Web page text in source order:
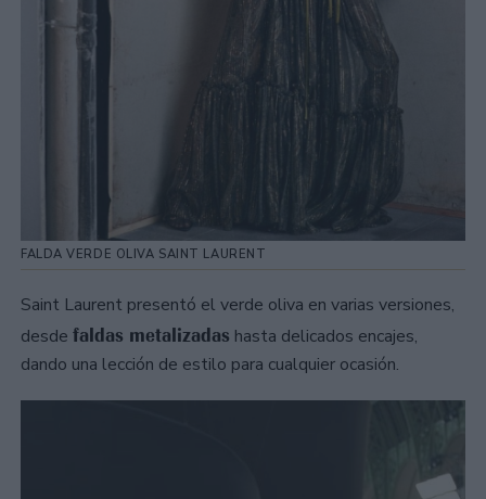
FALDA VERDE OLIVA SAINT LAURENT
Saint Laurent presentó el verde oliva en varias versiones,
desde faldas metalizadas hasta delicados encajes,
dando una lección de estilo para cualquier ocasión.